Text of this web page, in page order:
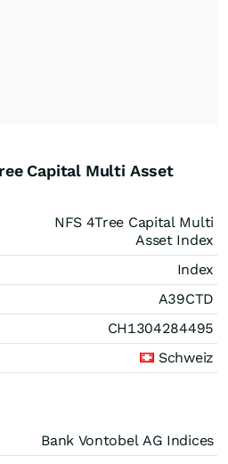
Capital Multi Asset
NFS 4Tree Capital Multi
Asset Index
Index
A39CTD
CH1304284495
Schweiz
Bank Vontobel AG Indices